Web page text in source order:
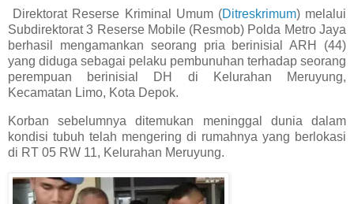
Direktorat Reserse Kriminal Umum (Ditreskrimum) melalui
Subdirektorat 3 Reserse Mobile (Resmob) Polda Metro Jaya
berhasil mengamankan seorang pria berinisial ARH (44)
yang diduga sebagai pelaku pembunuhan terhadap seorang
perempuan berinisial DH di Kelurahan Meruyung,
Kecamatan Limo, Kota Depok.
Korban sebelumnya ditemukan meninggal dunia dalam
kondisi tubuh telah mengering di rumahnya yang berlokasi
di RT 05 RW 11, Kelurahan Meruyung.